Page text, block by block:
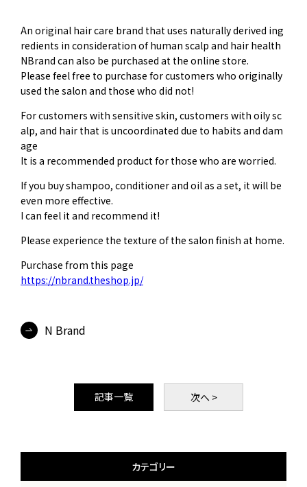
An original hair care brand that uses naturally derived ing
redients in consideration of human scalp and hair health
NBrand can also be purchased at the online store.
Please feel free to purchase for customers who originally
used the salon and those who did not!
For customers with sensitive skin, customers with oily sc
alp, and hair that is uncoordinated due to habits and dam
age
It is a recommended product for those who are worried.
If you buy shampoo, conditioner and oil as a set, it will be
even more effective.
I can feel it and recommend it!
Please experience the texture of the salon finish at home.
Purchase from this page
https://nbrand.theshop.jp/
N Brand
記事一覧 次へ >
カテゴリー